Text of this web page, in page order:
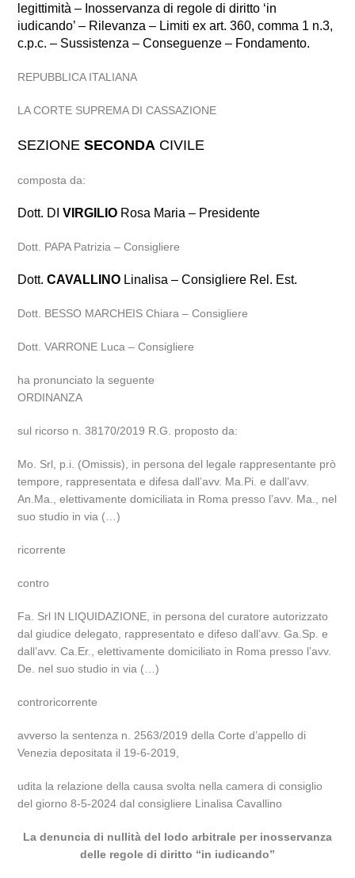
legittimità – Inosservanza di regole di diritto ‘in
iudicando’ – Rilevanza – Limiti ex art. 360, comma 1 n.3,
c.p.c. – Sussistenza – Conseguenze – Fondamento.
REPUBBLICA ITALIANA
LA CORTE SUPREMA DI CASSAZIONE
SEZIONESECONDA CIVILE
composta da:
Dott. DIVIRGILIO Rosa Maria – Presidente
Dott. PAPA Patrizia – Consigliere
Dott.CAVALLINO Linalisa – Consigliere Rel. Est.
Dott. BESSO MARCHEIS Chiara – Consigliere
Dott. VARRONE Luca – Consigliere
ha pronunciato la seguente
ORDINANZA
sul ricorso n. 38170/2019 R.G. proposto da:
Mo. Srl, p.i. (Omissis), in persona del legale rappresentante prò
tempore, rappresentata e difesa dall’avv. Ma.Pi. e dall’avv.
An.Ma., elettivamente domiciliata in Roma presso l’avv. Ma., nel
suo studio in via (…)
ricorrente
contro
Fa. Srl IN LIQUIDAZIONE, in persona del curatore autorizzato
dal giudice delegato, rappresentato e difeso dall’avv. Ga.Sp. e
dall’avv. Ca.Er., elettivamente domiciliato in Roma presso l’avv.
De. nel suo studio in via (…)
controricorrente
avverso la sentenza n. 2563/2019 della Corte d’appello di
Venezia depositata il 19-6-2019,
udita la relazione della causa svolta nella camera di consiglio
del giorno 8-5-2024 dal consigliere Linalisa Cavallino
La denuncia di nullità del lodo arbitrale per inosservanza
delle regole di diritto “in iudicando”